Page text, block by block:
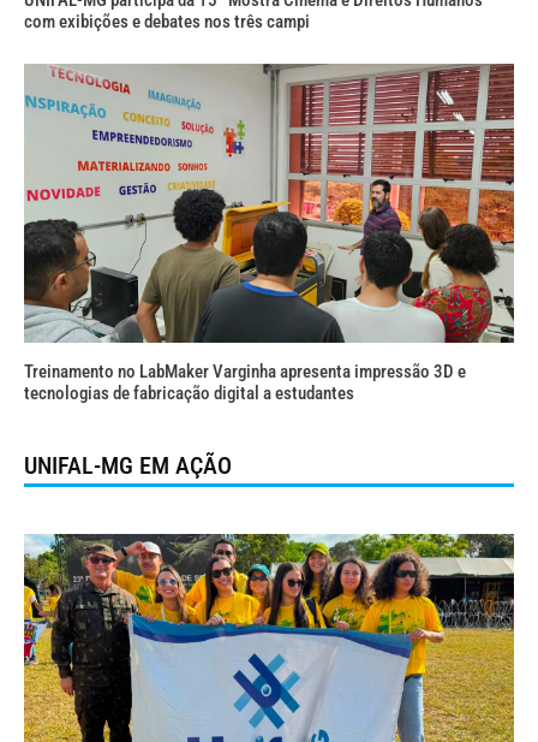
com exibições e debates nos três campi
Treinamento no LabMaker Varginha apresenta impressão 3D e
tecnologias de fabricação digital a estudantes
UNIFAL-MG EM AÇÃO